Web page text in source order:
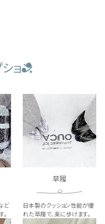
ョン
ど
草履
日本製のクッション性能が優
れた草履で、 楽に歩けます。